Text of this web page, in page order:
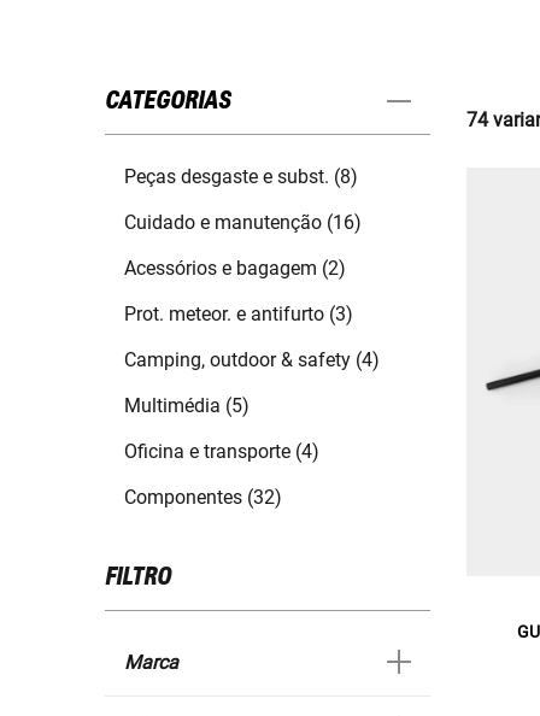
CATEGORIAS
Peças desgaste e subst. (8)
Cuidado e manutenção (16)
Acessórios e bagagem (2)
Prot. meteor. e antifurto (3)
Camping, outdoor & safety (4)
Multimédia (5)
Oficina e transporte (4)
Componentes (32)
FILTRO
Marca
74